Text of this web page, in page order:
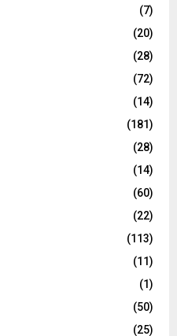
(7)
(20)
(28)
(72)
(14)
(181)
(28)
(14)
(60)
(22)
(113)
(11)
(1)
(50)
(25)